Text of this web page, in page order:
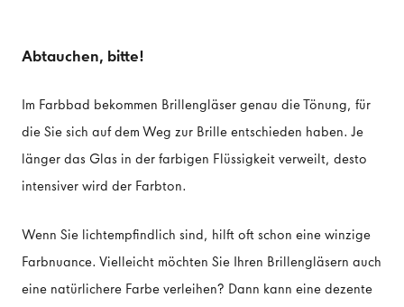
Abtauchen, bitte!
Im Farbbad bekommen Brillengläser genau die Tönung, für
die Sie sich auf dem Weg zur Brille entschieden haben. Je
länger das Glas in der farbigen Flüssigkeit verweilt, desto
intensiver wird der Farbton.
Wenn Sie lichtempfindlich sind, hilft oft schon eine winzige
Farbnuance. Vielleicht möchten Sie Ihren Brillengläsern auch
eine natürlichere Farbe verleihen? Dann kann eine dezente